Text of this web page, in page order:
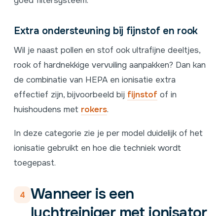
Extra ondersteuning bij fijnstof en rook
Wil je naast pollen en stof ook ultrafijne deeltjes,
rook of hardnekkige vervuiling aanpakken? Dan kan
de combinatie van HEPA en ionisatie extra
effectief zijn, bijvoorbeeld bij fijnstof of in
huishoudens met rokers.
In deze categorie zie je per model duidelijk of het
ionisatie gebruikt en hoe die techniek wordt
toegepast.
4 Wanneer is een